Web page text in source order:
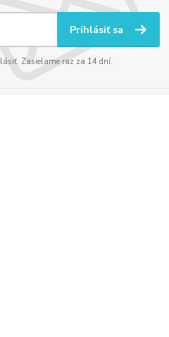
Prihlásiť sa
Zasielame raz za 14 dní.